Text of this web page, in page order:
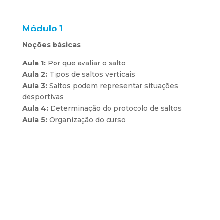
Módulo 1
Noções básicas
Aula 1:Por que avaliar o salto
Aula 2:Tipos de saltos verticais
Aula 3:Saltos podem representar situações
desportivas
Aula 4:Determinação do protocolo de saltos
Aula 5:Organização do curso